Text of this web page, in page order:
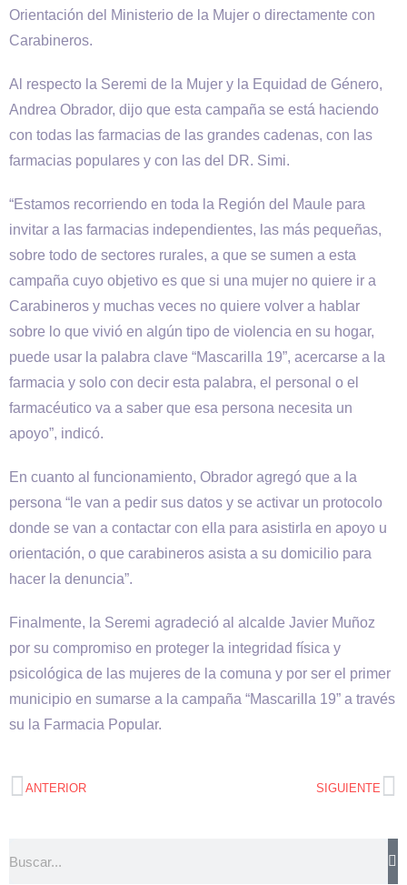
Orientación del Ministerio de la Mujer o directamente con
Carabineros.
Al respecto la Seremi de la Mujer y la Equidad de Género,
Andrea Obrador, dijo que esta campaña se está haciendo
con todas las farmacias de las grandes cadenas, con las
farmacias populares y con las del DR. Simi.
“Estamos recorriendo en toda la Región del Maule para
invitar a las farmacias independientes, las más pequeñas,
sobre todo de sectores rurales, a que se sumen a esta
campaña cuyo objetivo es que si una mujer no quiere ir a
Carabineros y muchas veces no quiere volver a hablar
sobre lo que vivió en algún tipo de violencia en su hogar,
puede usar la palabra clave “Mascarilla 19”, acercarse a la
farmacia y solo con decir esta palabra, el personal o el
farmacéutico va a saber que esa persona necesita un
apoyo”, indicó.
En cuanto al funcionamiento, Obrador agregó que a la
persona “le van a pedir sus datos y se activar un protocolo
donde se van a contactar con ella para asistirla en apoyo u
orientación, o que carabineros asista a su domicilio para
hacer la denuncia”.
Finalmente, la Seremi agradeció al alcalde Javier Muñoz
por su compromiso en proteger la integridad física y
psicológica de las mujeres de la comuna y por ser el primer
municipio en sumarse a la campaña “Mascarilla 19” a través
su la Farmacia Popular.
ANTERIOR SIGUIENTE